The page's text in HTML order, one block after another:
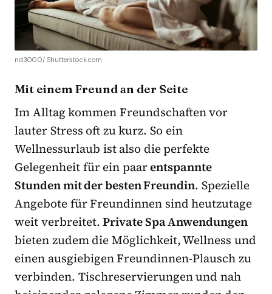
nd3000/ Shutterstock.com
Mit einem Freund an der Seite
Im Alltag kommen Freundschaften vor
lauter Stress oft zu kurz. So ein
Wellnessurlaub ist also die perfekte
Gelegenheit für ein paarentspannte
Stunden mit der besten Freundin. Spezielle
Angebote für Freundinnen sind heutzutage
weit verbreitet.Private Spa Anwendungen
bieten zudem die Möglichkeit, Wellness und
einen ausgiebigen Freundinnen-Plausch zu
verbinden. Tischreservierungen und nah